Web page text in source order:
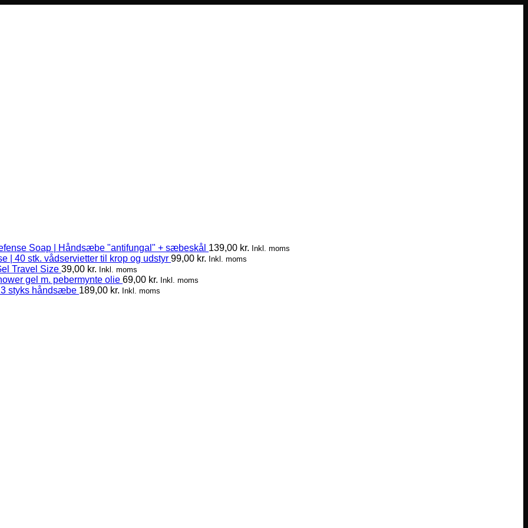
Soap | Håndsæbe "antifungal" + sæbeskål 139,00 kr. Inkl. moms
| 40 stk. vådservietter til krop og udstyr 99,00 kr. Inkl. moms
Travel Size 39,00 kr. Inkl. moms
gel m. pebermynte olie 69,00 kr. Inkl. moms
styks håndsæbe 189,00 kr. Inkl. moms